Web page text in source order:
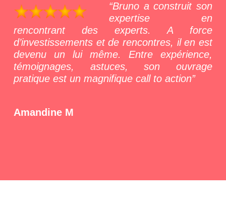
“Bruno a construit son
expertise en
rencontrant des experts. A force
d’investissements et de rencontres, il en est
devenu un lui même. Entre expérience,
témoignages, astuces, son ouvrage
pratique est un magnifique call to action”
Amandine M